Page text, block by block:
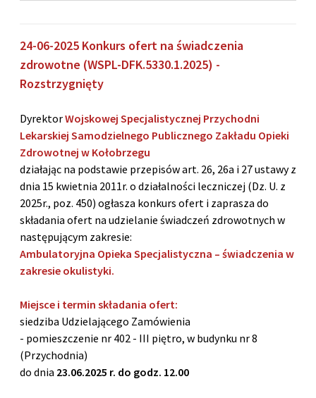
24-06-2025 Konkurs ofert na świadczenia
zdrowotne (WSPL-DFK.5330.1.2025) -
Rozstrzygnięty
DyrektorWojskowej Specjalistycznej Przychodni
Lekarskiej Samodzielnego Publicznego Zakładu Opieki
Zdrowotnej w Kołobrzegu
działając na podstawie przepisów art. 26, 26a i 27 ustawy z
dnia 15 kwietnia 2011r. o działalności leczniczej (Dz. U. z
2025r., poz. 450) ogłasza konkurs ofert i zaprasza do
składania ofert na udzielanie świadczeń zdrowotnych w
następującym zakresie:
Ambulatoryjna Opieka Specjalistyczna – świadczenia w
zakresie okulistyki.
Miejsce i termin składania ofert:
siedziba Udzielającego Zamówienia
- pomieszczenie nr 402 - III piętro, w budynku nr 8
(Przychodnia)
do dnia 23.06.2025 r. do godz. 12.00